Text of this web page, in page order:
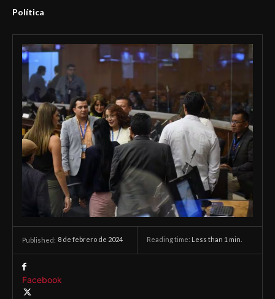
Política
Published: 8 de febrero de 2024 Reading time: Less than 1 min.
Facebook